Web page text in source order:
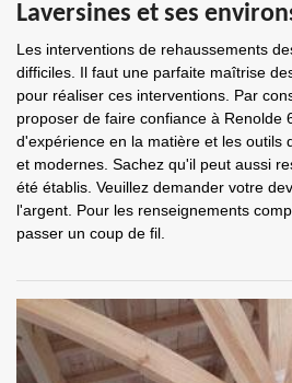
Laversines et ses
Les interventions de rehaussements
difficiles. Il faut une parfaite maîtrise
pour réaliser ces interventions. Par
proposer de faire confiance à Renolde
d'expérience en la matière et les outils
et modernes. Sachez qu'il peut aussi
été établis. Veuillez demander votre
l'argent. Pour les renseignements
passer un coup de fil.